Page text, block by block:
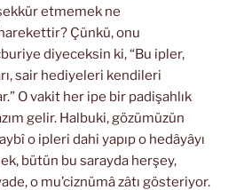
etmemek ne
Çünkü, onu
diyeceksin ki, “Bu ipler,
sair hediyeleri kendileri
O vakit her ipe bir padişahlık
gelir. Halbuki, gözümüzün
o ipleri dahi yapıp o hedâyâyı
bütün bu sarayda herşey,
o mu’ciznümâ zâtı gösteriyor.